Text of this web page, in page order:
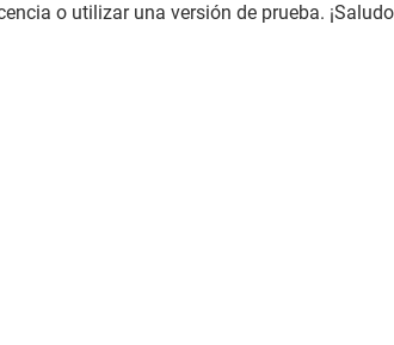
o utilizar una versión de prueba.